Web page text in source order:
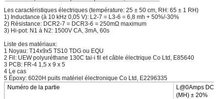
Les caractéristiques électriques (température: 25 ± 50 cm, RH: 65 ± 1 RH)
1) Inductance (à 10 kHz 0,05 V): L2-7 = L3-6 = 6,8 mh + 50%/-30%
2) Résistance: DCR2-7 = DCR3-6 = 250mΩ maximum
3) Hi-pot: N1 à N2: 1500V CA, 3mA, 60s
Liste des matériaux:
1 Noyau: T14x9x5 TS10 TDG ou EQU
2 Fil: UEW polyuréthane 130C tai-i fil et câble électrique Co Ltd, E85640
3 PCB: FR-4 1,5 x 9 x 5
4 Le cas
5 Époxy: 6020H puits matériel électronique Co Ltd, E2296335
Numéro de la partie
L@0Amps DC
(MH) ± 20%